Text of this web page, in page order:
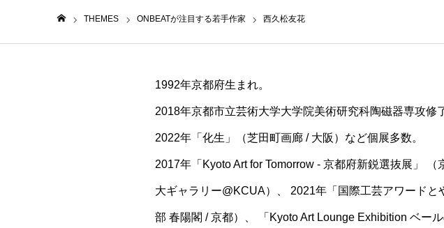
THEMES ONBEATが注目する若手作家 西久松友花
1992年京都府生まれ。
2018年京都市立芸術大学大学院美術研究科陶磁器専攻修
2022年「化生」（芝田町画廊 / 大阪）など個展多数。
2017年「Kyoto Art for Tomorrow - 京都府新鋭選抜展」
大ギャラリー@KCUA）、 2021年「国際工芸アワード
部 春陽閣 / 京都）、 「Kyoto Art Lounge Exhibition ベー